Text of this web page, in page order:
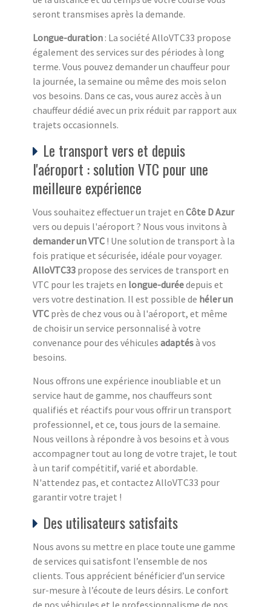
seront transmises après la demande.
Longue-duration : La société AlloVTC33 propose
également des services sur des périodes à long
terme. Vous pouvez demander un chauffeur pour
la journée, la semaine ou même des mois selon
vos besoins. Dans ce cas, vous aurez accès à un
chauffeur dédié avec un prix réduit par rapport aux
trajets occasionnels.
Le transport vers et depuis
l'aéroport : solution VTC pour une
meilleure expérience
Vous souhaitez effectuer un trajet en Côte D Azur
vers ou depuis l'aéroport ? Nous vous invitons à
demander un VTC ! Une solution de transport à la
fois pratique et sécurisée, idéale pour voyager.
AlloVTC33 propose des services de transport en
VTC pour les trajets en longue-duréedepuis et
vers votre destination. Il est possible de héler un
VTC près de chez vous ou à l'aéroport, et même
de choisir un service personnalisé à votre
convenance pour des véhicules adaptésà vos
besoins.
Nous offrons une expérience inoubliable et un
service haut de gamme, nos chauffeurs sont
qualifiés et réactifs pour vous offrir un transport
professionnel, et ce, tous jours de la semaine.
Nous veillons à répondre à vos besoins et à vous
accompagner tout au long de votre trajet, le tout
à un tarif compétitif, varié et abordable.
N'attendez pas, et contactez AlloVTC33 pour
garantir votre trajet !
Des utilisateurs satisfaits
Nous avons su mettre en place toute une gamme
de services qui satisfont l’ensemble de nos
clients. Tous apprécient bénéficier d’un service
sur-mesure à l’écoute de leurs désirs. Le confort
de nos véhicules et le professionnalisme de nos